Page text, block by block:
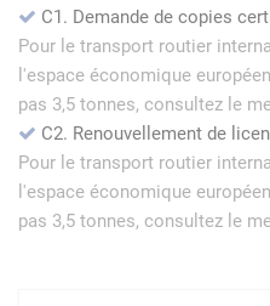
C1. Demande de copies
Pour le transport routier
l'espace économique
pas 3,5 tonnes, consultez le
C2. Renouvellement de
Pour le transport routier
l'espace économique
pas 3,5 tonnes, consultez le